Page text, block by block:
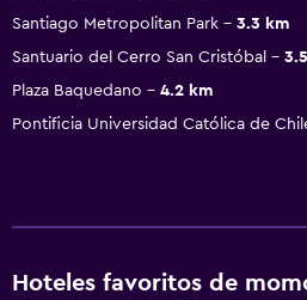
Santiago Metropolitan Park
3.3 km
Santuario del Cerro San Cristóbal
Plaza Baquedano
4.2 km
Pontificia Universidad Católica de
Hoteles favoritos de